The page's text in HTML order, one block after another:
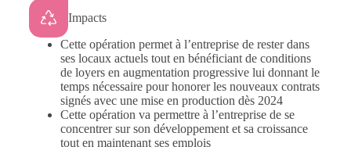
Impacts
Cette opération permet à l’entreprise de rester dans
ses locaux actuels tout en bénéficiant de conditions
de loyers en augmentation progressive lui donnant le
temps nécessaire pour honorer les nouveaux contrats
signés avec une mise en production dès 2024
Cette opération va permettre à l’entreprise de se
concentrer sur son développement et sa croissance
tout en maintenant ses emplois